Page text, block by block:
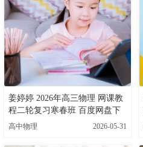
姜婷婷 2026年高三物理 网课教
程二轮复习寒春班 百度网盘下
载
高中物理 2026-05-31